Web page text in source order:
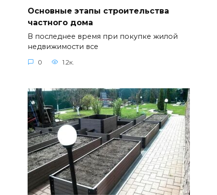
Основные этапы строительства
частного дома
В последнее время при покупке жилой
недвижимости все
0 1.2к.